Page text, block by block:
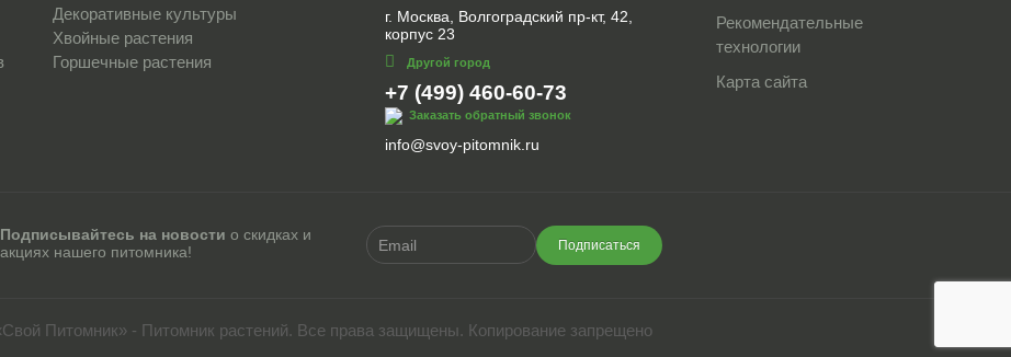
Декоративные культуры
Хвойные растения
Горшечные растения
г. Москва, Волгоградский пр-кт, 42,
корпус 23
Другой город
+7 (499) 460-60-73
Заказать обратный звонок
info@svoy-pitomnik.ru
Рекомендательные
технологии
Карта сайта
Подписывайтесь на новости о скидках и
акциях нашего питомника!
Подписаться
Питомник» - Питомник растений. Все права защищены. Копирование запрещено